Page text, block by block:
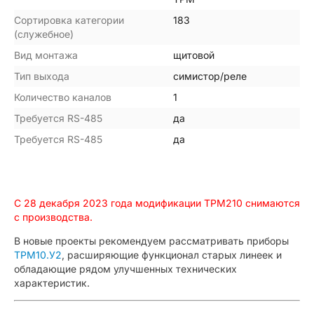
Сортировка категории
(служебное)
183
Вид монтажа
щитовой
Тип выхода
симистор/реле
Количество каналов
1
Требуется RS-485
да
Требуется RS-485
да
С 28 декабря 2023 года модификации ТРМ210 снимаются
с производства.
В новые проекты рекомендуем рассматривать приборы
ТРМ10.У2, расширяющие функционал старых линеек и
обладающие рядом улучшенных технических
характеристик.